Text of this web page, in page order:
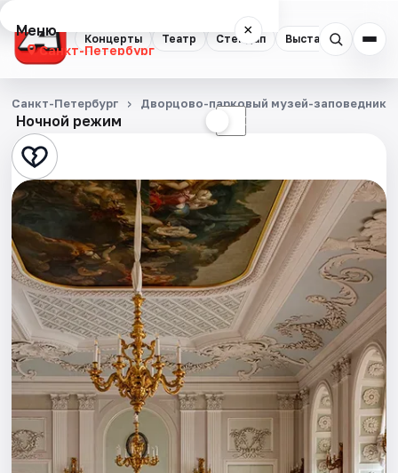
Концерты Театр Стендап Выставки
Меню ×
Санкт-Петербург
Концерты
Театр
Стендап
Выставки
Квесты
Экскурсии
Спорт
События
Города
Ночной режим ☾
Санкт-Петербург Дворцово-парковый музей-заповедник